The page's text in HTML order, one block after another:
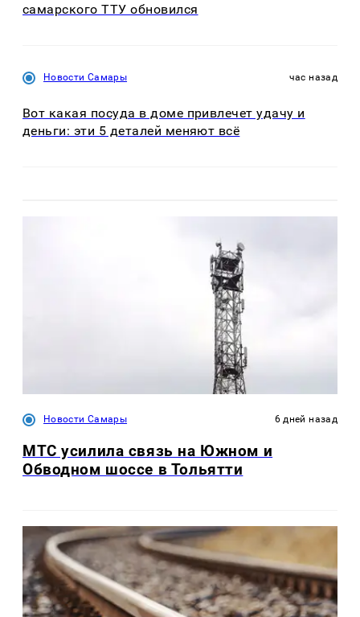
самарского ТТУ обновился
Новости Самары час назад
Вот какая посуда в доме привлечет удачу и
деньги: эти 5 деталей меняют всё
Новости Самары 6 дней назад
МТС усилила связь на Южном и
Обводном шоссе в Тольятти